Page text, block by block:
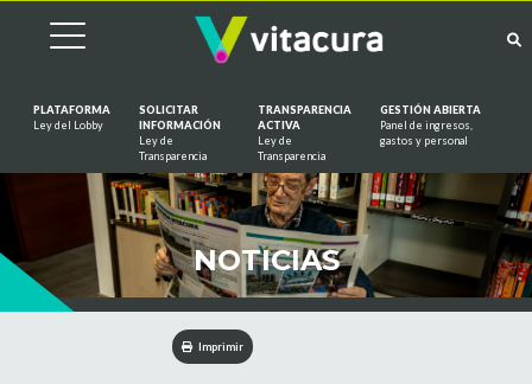
PLATAFORMA
Ley del Lobby
SOLICITAR
INFORMACIÓN
Ley de
Transparencia
TRANSPARENCIA
ACTIVA
Ley de
Transparencia
GESTIÓN ABIERTA
Panel de ingresos,
gastos y personal
NOTICIAS
Imprimir